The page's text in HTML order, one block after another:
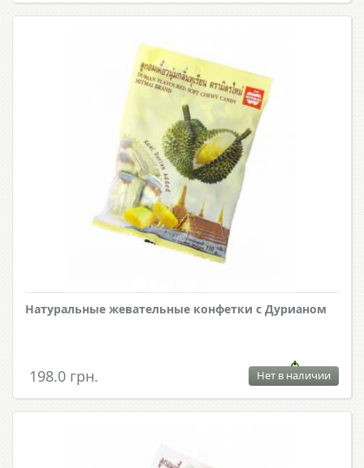
Натуральные жевательные конфетки с Дурианом
198.0 грн. Нет в наличии